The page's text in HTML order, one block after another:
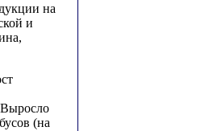
на
и
(на